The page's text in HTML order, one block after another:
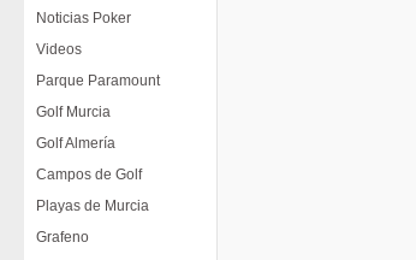
Noticias Poker
Videos
Parque Paramount
Golf Murcia
Golf Almería
Campos de Golf
Playas de Murcia
Grafeno